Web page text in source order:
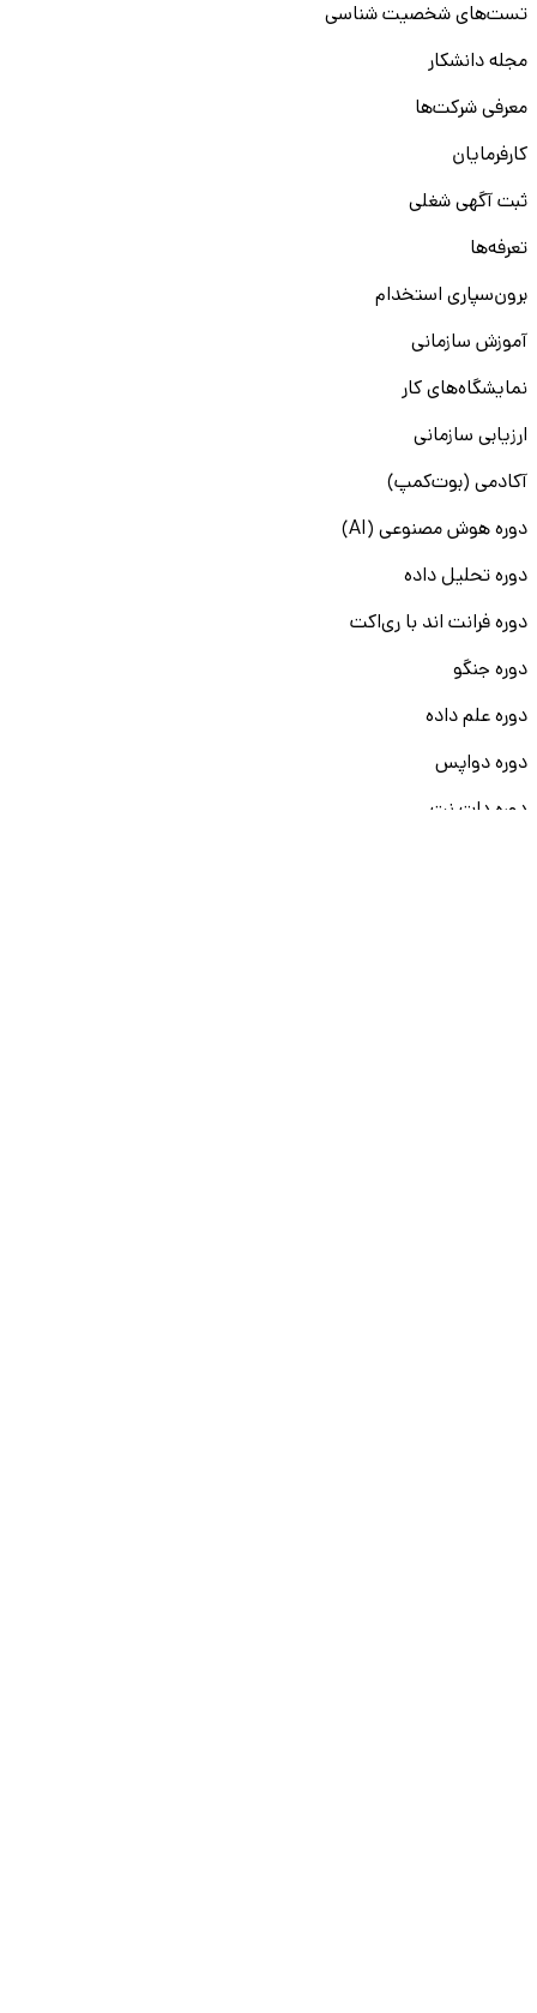
تست‌های شخصیت شناسی
مجله دانشکار
معرفی شرکت‌ها
کارفرمایان
ثبت آگهی شغلی
تعرفه‌ها
برون‌سپاری استخدام
آموزش سازمانی
نمایشگاه‌های کار
ارزیابی سازمانی
آکادمی (بوت‌کمپ)
دوره هوش مصنوعی (AI)
دوره تحلیل داده
دوره فرانت اند با ری‌اکت
دوره جنگو
دوره علم داده
دوره دواپس
دوره دات نت